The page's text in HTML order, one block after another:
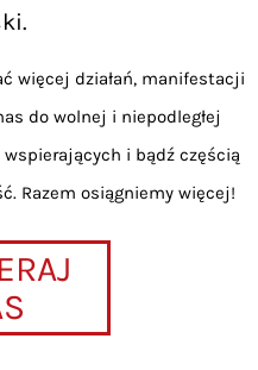
więcej działań, manifestacji
do wolnej i niepodległej
wspierających i bądź częścią
Razem osiągniemy więcej!